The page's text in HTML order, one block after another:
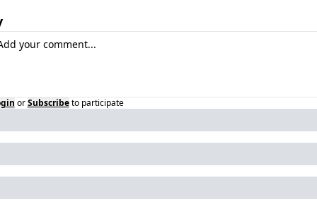
or Subscribe to participate